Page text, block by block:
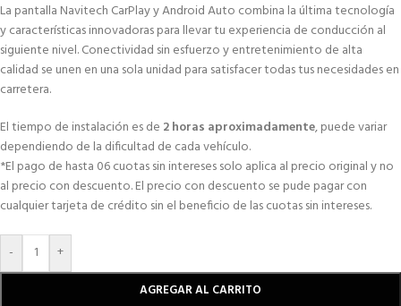
La pantalla Navitech CarPlay y Android Auto combina la última tecnología
y características innovadoras para llevar tu experiencia de conducción al
siguiente nivel. Conectividad sin esfuerzo y entretenimiento de alta
calidad se unen en una sola unidad para satisfacer todas tus necesidades en
carretera.
El tiempo de instalación es de 2 horas aproximadamente, puede variar
dependiendo de la dificultad de cada vehículo.
*El pago de hasta 06 cuotas sin intereses solo aplica al precio original y no
al precio con descuento. El precio con descuento se pude pagar con
cualquier tarjeta de crédito sin el beneficio de las cuotas sin intereses.
- +
AGREGAR AL CARRITO